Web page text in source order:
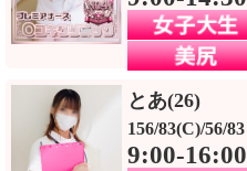
とあ(26)
156/83(C)/56/83
9:00-16:00